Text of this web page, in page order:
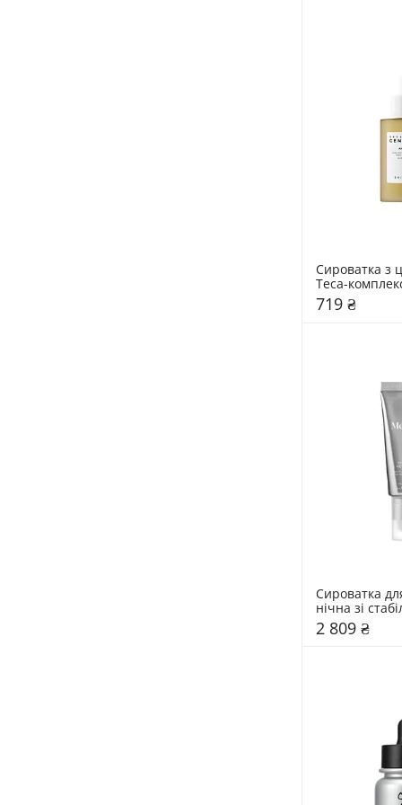
Сироватка з
Teca-
50 мл
719 ₴
Сироватка
нічна зі
ретиналем
мл
2 809 ₴